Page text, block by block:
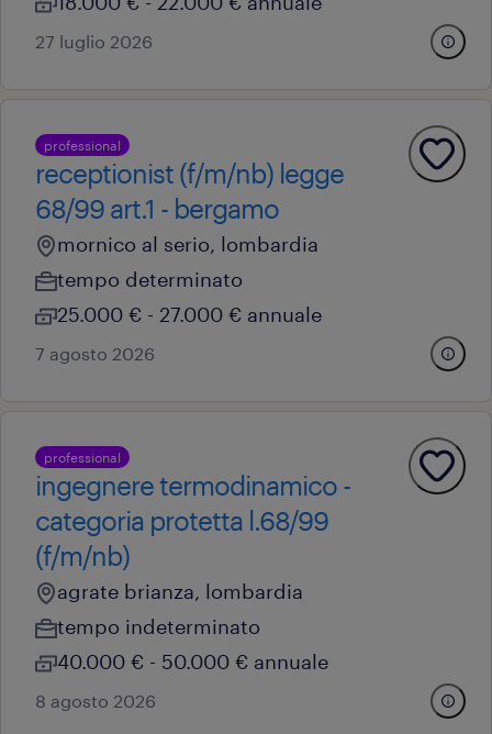
27 luglio 2026
professional
receptionist (f/m/nb) legge
68/99 art.1 - bergamo
mornico al serio, lombardia
tempo determinato
25.000 € - 27.000 € annuale
7 agosto 2026
professional
ingegnere termodinamico -
categoria protetta l.68/99
(f/m/nb)
agrate brianza, lombardia
tempo indeterminato
40.000 € - 50.000 € annuale
8 agosto 2026